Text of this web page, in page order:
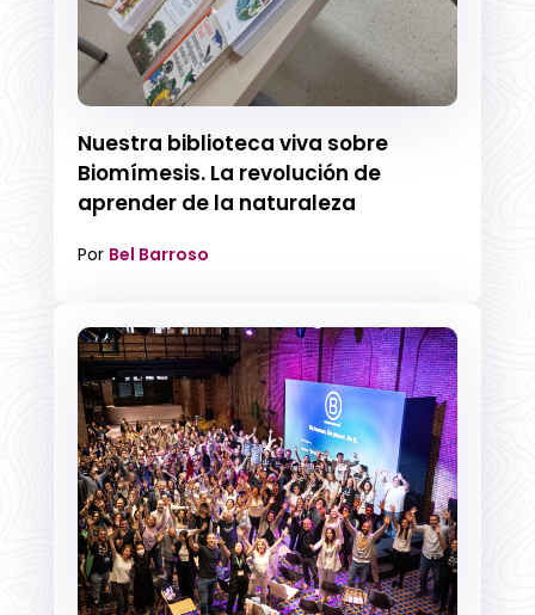
Nuestra biblioteca viva sobre
Biomímesis. La revolución de
aprender de la naturaleza
Por Bel Barroso